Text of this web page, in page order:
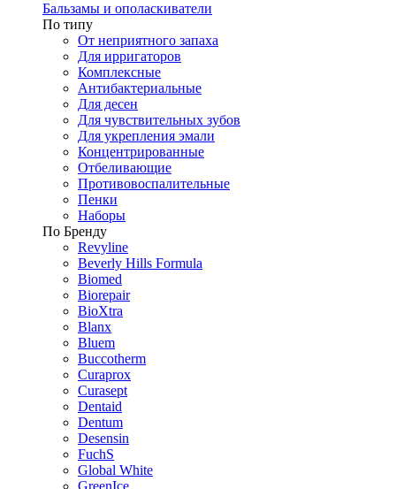
Бальзамы и ополаскиватели
По типу
От неприятного запаха
Для ирригаторов
Комплексные
Антибактериальные
Для десен
Для чувствительных зубов
Для укрепления эмали
Концентрированные
Отбеливающие
Противовоспалительные
Пенки
Наборы
По Бренду
Revyline
Beverly Hills Formula
Biomed
Biorepair
BioXtra
Blanx
Bluem
Buccotherm
Curaprox
Curasept
Dentaid
Dentum
Desensin
FuchS
Global White